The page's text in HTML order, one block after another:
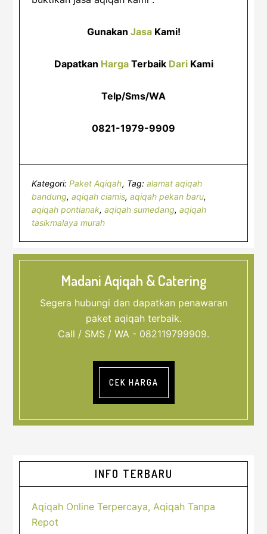
Gunakan JasaKami!
Dapatkan HargaTerbaik DariKami
Telp/Sms/WA
0821-1979-9909
Kategori:Paket Aqiqah Tag:alamat aqiqah
bandung,aqiqah ciamis,aqiqah pekan baru,
aqiqah pontianak,aqiqah sumedang,aqiqah
tasikmalaya murah
Madani Aqiqah & Catering
Segera hubungi dan dapatkan penawaran
paket aqiqah terbaik.
Call / SMS / WA - 082119799909.
CEK HARGA
Sidebar
Utama
INFO TERBARU
Aqiqah Online Terpercaya, Aqiqah Tanpa
Repot